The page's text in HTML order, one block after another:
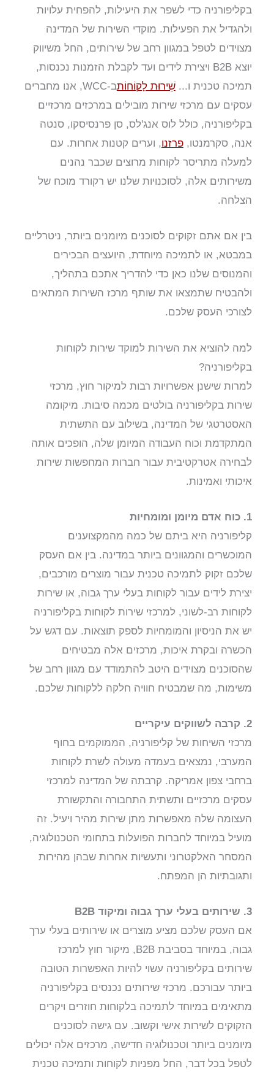
בקליפורניה כדי לשפר את היעילות, להפחית עלויות
ולהגדיל את הפעילות. מוקדי השירות של המדינה
מצוידים לטפל במגוון רחב של שירותים, החל משיווק
יוצא B2B ויצירת לידים ועד לקבלת הזמנות נכנסות,
תמיכה טכנית ו...שֵׁירוּת לָקוֹחוֹת
ב-WCC, אנו מחברים
עסקים עם מרכזי שירות מובילים במרכזים מרכזיים
בקליפורניה, כולל לוס אנג'לס, סן פרנסיסקו, סנטה
אנה, סקרמנטו,פרזנו, וערים קטנות אחרות. עם
למעלה מתריסר לקוחות מרוצים שכבר נהנים
משירותים אלה, לסוכנויות שלנו יש רקורד מוכח של
הצלחה.
בין אם אתם זקוקים לסוכנים מיומנים ביותר, ניטרליים
במבטא, או לתמיכה מיוחדת, היועצים הבכירים
והמנוסים שלנו כאן כדי להדריך אתכם בתהליך,
ולהבטיח שתמצאו את שותף מרכז השירות המתאים
לצורכי העסק שלכם.
למה להוציא את השירות למוקד שירות לקוחות
בקליפורניה?
למרות שישנן אפשרויות רבות למיקור חוץ, מרכזי
שירות בקליפורניה בולטים מכמה סיבות. מיקומה
האסטרטגי של המדינה, בשילוב עם התשתית
המתקדמת וכוח העבודה המיומן שלה, הופכים אותה
לבחירה אטרקטיבית עבור חברות המחפשות שירות
איכותי ואמינות.
1. כוח אדם מיומן ומומחיות
קליפורניה היא ביתם של כמה מהמקצוענים
המוכשרים והמגוונים ביותר במדינה. בין אם העסק
שלכם זקוק לתמיכה טכנית עבור מוצרים מורכבים,
יצירת לידים עבור לקוחות בעלי ערך גבוה, או שירות
לקוחות רב-לשוני, למרכזי שירות לקוחות בקליפורניה
יש את הניסיון והמומחיות לספק תוצאות. עם דגש על
הכשרה ובקרת איכות, מרכזים אלה מבטיחים
שהסוכנים מצוידים היטב להתמודד עם מגוון רחב של
משימות, מה שמבטיח חוויה חלקה ללקוחות שלכם.
2. קרבה לשווקים עיקריים
מרכזי השיחות של קליפורניה, הממוקמים בחוף
המערבי, נמצאים בעמדה מעולה לשרת לקוחות
ברחבי צפון אמריקה. קרבתה של המדינה למרכזי
עסקים מרכזיים ותשתית התחבורה והתקשורת
העצומה שלה מאפשרות מתן שירות מהיר ויעיל. זה
מועיל במיוחד לחברות הפועלות בתחומי הטכנולוגיה,
המסחר האלקטרוני ותעשיות אחרות שבהן מהירות
ותגובתיות הן המפתח.
3. שירותים בעלי ערך גבוה ומיקוד B2B
אם העסק שלכם מציע מוצרים או שירותים בעלי ערך
גבוה, במיוחד בסביבת B2B, מיקור חוץ למרכז
שירותים בקליפורניה עשוי להיות האפשרות הטובה
ביותר עבורכם. מרכזי שירותים נכנסים בקליפורניה
מתאימים במיוחד לתמיכה בלקוחות חוזרים ויקרים
הזקוקים לשירות אישי וקשוב. עם גישה לסוכנים
מיומנים ביותר וטכנולוגיה חדישה, מרכזים אלה יכולים
לטפל בכל דבר, החל מפניות לקוחות ותמיכה טכנית